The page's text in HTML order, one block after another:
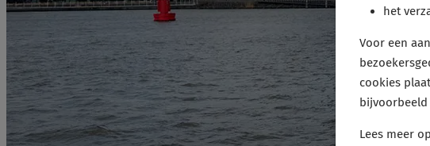
het
Voor een
cookies
bijvoorbeeld
Lees meer op